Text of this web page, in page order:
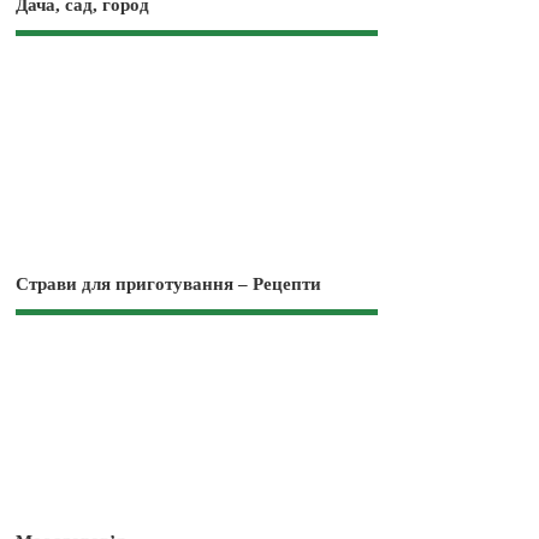
Дача, сад, город
Страви для приготування – Рецепти